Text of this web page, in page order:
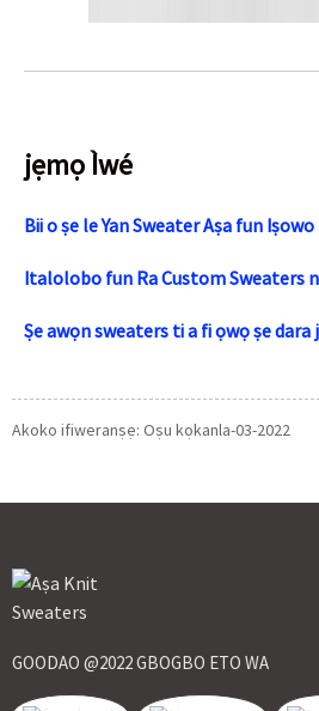
jẹmọ Ìwé
Bii o ṣe le Yan Sweater Aṣa fun Iṣowo
Italolobo fun Ra Custom Sweaters
Ṣe awọn sweaters ti a fi ọwọ ṣe dara
Akoko ifiweranṣẹ: Oṣu kọkanla-03-2022
GOODAO @2022 GBOGBO ETO WA